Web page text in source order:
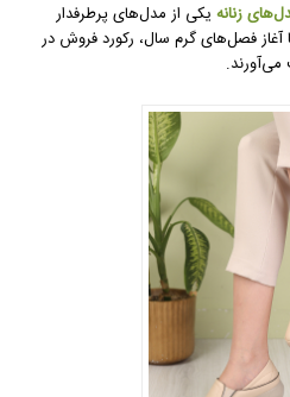
زنانهیکی از مدل‌های پرطرفدار
فصل‌های گرم سال، رکورد فروش در